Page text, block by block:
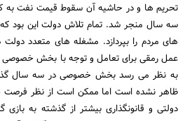
جستجو
تحریم ها و در حاشیه آن سقوط قیمت نفت به
سه سال منجر شد. تمام تلاش دولت این بود که
های مردم را بپردازد. مشغله های متعدد
عمل رمقی برای تعامل و توجه با بخش خصوصی
به نظر می رسد بخش خصوصی در سه سال
ظاهر نشده است اما ممکن است از نظر فرصت
دولتی و قانونگذاری بیشتر از گذشته به بازی